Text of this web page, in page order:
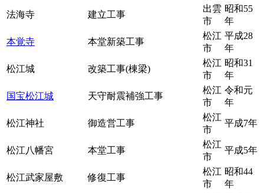
法海寺 建立工事
出雲
市
昭和55
年
本覚寺 本堂新築工事
松江
市
平成28
年
松江城 改築工事(棟梁)
松江
市
昭和31
年
国宝松江城 天守耐震補強工事
松江
市
令和元
年
松江神社 御造営工事
松江
市
平成7年
松江八幡宮 本堂工事
松江
市
平成5年
松江武家屋敷 修復工事
松江
市
昭和44
年